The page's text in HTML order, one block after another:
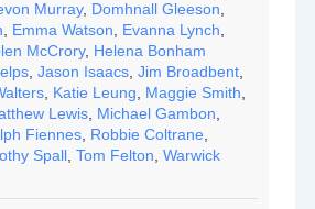
Murray, Domhnall Gleeson
Emma Watson Evanna Lynch
McCrory, Helena Bonham
,Jason Isaacs ,Jim Broadbent
Katie Leung Maggie Smith
Lewis Michael Gambon
Fiennes Robbie Coltrane
Spall ,Tom Felton ,Warwick